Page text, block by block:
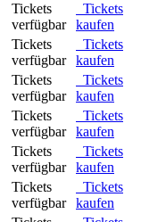
Tickets
verfügbar
Tickets
kaufen
Tickets
verfügbar
Tickets
kaufen
Tickets
verfügbar
Tickets
kaufen
Tickets
verfügbar
Tickets
kaufen
Tickets
verfügbar
Tickets
kaufen
Tickets
verfügbar
Tickets
kaufen